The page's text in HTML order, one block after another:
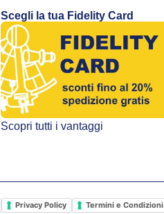
Scegli la tua Fidelity Card
Scopri tutti i vantaggi
Privacy Policy Termini e Condizioni